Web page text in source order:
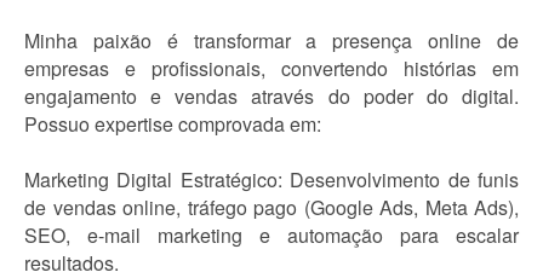
Minha paixão é transformar a presença online de
empresas e profissionais, convertendo histórias em
engajamento e vendas através do poder do digital.
Possuo expertise comprovada em:
Marketing Digital Estratégico: Desenvolvimento de funis
de vendas online, tráfego pago (Google Ads, Meta Ads),
SEO, e-mail marketing e automação para escalar
resultados.